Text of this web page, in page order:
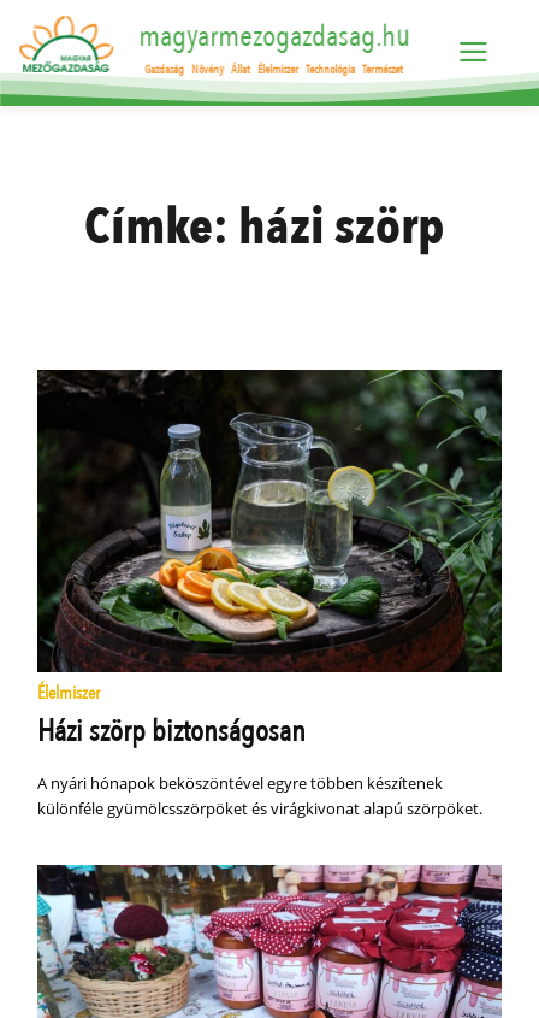
magyarmezogazdasag.hu
Gazdaság Növény Állat Élelmiszer Technológia Természet
Címke: házi szörp
Élelmiszer
Házi szörp biztonságosan
A nyári hónapok beköszöntével egyre többen készítenek
különféle gyümölcsszörpöket és virágkivonat alapú szörpöket.